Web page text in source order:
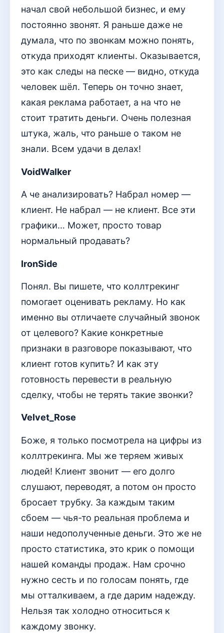
начал свой небольшой бизнес, и ему
постоянно звонят. Я раньше даже не
думала, что по звонкам можно понять,
откуда приходят клиенты. Оказывается,
это как следы на песке — видно, откуда
человек шёл. Теперь он точно знает,
какая реклама работает, а на что не
стоит тратить деньги. Очень полезная
штука, жаль, что раньше о таком не
знали. Всем удачи в делах!
VoidWalker
А че анализировать? Набрал номер —
клиент. Не набрал — не клиент. Все эти
графики… Может, просто товар
нормальный продавать?
IronSide
Понял. Вы пишете, что коллтрекинг
помогает оценивать рекламу. Но как
именно вы отличаете случайный звонок
от целевого? Какие конкретные
признаки в разговоре показывают, что
клиент готов купить? И как эту
готовность перевести в реальную
сделку, чтобы не терять такие звонки?
Velvet_Rose
Боже, я только посмотрела на цифры из
коллтрекинга. Мы же теряем живых
людей! Клиент звонит — его долго
слушают, переводят, а потом он просто
бросает трубку. За каждым таким
сбоем — чья-то реальная проблема и
наши недополученные деньги. Это же не
просто статистика, это крик о помощи
нашей команды продаж. Нам срочно
нужно сесть и по голосам понять, где
мы отталкиваем, а где дарим надежду.
Нельзя так холодно относиться к
каждому звонку.